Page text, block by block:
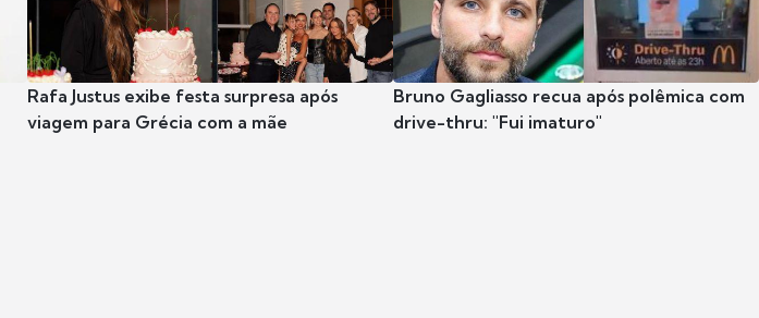
Rafa Justus exibe festa surpresa após
viagem para Grécia com a mãe
Bruno Gagliasso recua após polêmica com
drive-thru: "Fui imaturo"